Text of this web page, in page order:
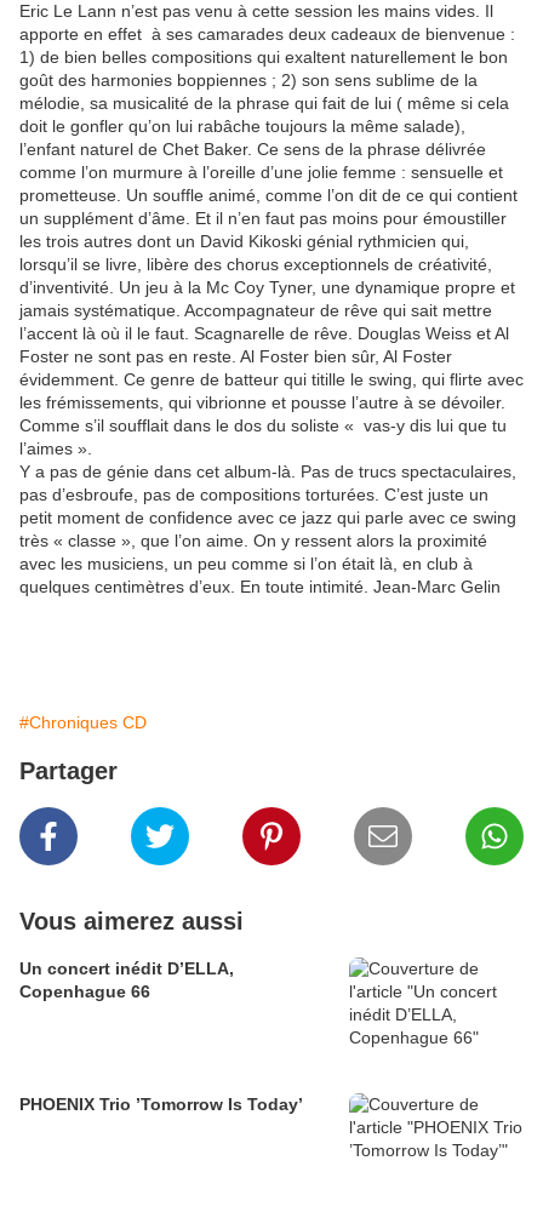
Eric Le Lann n’est pas venu à cette session les mains vides. Il
apporte en effet à ses camarades deux cadeaux de bienvenue :
1) de bien belles compositions qui exaltent naturellement le bon
goût des harmonies boppiennes ; 2) son sens sublime de la
mélodie, sa musicalité de la phrase qui fait de lui ( même si cela
doit le gonfler qu’on lui rabâche toujours la même salade),
l’enfant naturel de Chet Baker. Ce sens de la phrase délivrée
comme l’on murmure à l’oreille d’une jolie femme : sensuelle et
prometteuse. Un souffle animé, comme l’on dit de ce qui contient
un supplément d’âme. Et il n’en faut pas moins pour émoustiller
les trois autres dont un David Kikoski génial rythmicien qui,
lorsqu’il se livre, libère des chorus exceptionnels de créativité,
d’inventivité. Un jeu à la Mc Coy Tyner, une dynamique propre et
jamais systématique. Accompagnateur de rêve qui sait mettre
l’accent là où il le faut. Scagnarelle de rêve. Douglas Weiss et Al
Foster ne sont pas en reste. Al Foster bien sûr, Al Foster
évidemment. Ce genre de batteur qui titille le swing, qui flirte avec
les frémissements, qui vibrionne et pousse l’autre à se dévoiler.
Comme s’il soufflait dans le dos du soliste « vas-y dis lui que tu
l’aimes ».
Y a pas de génie dans cet album-là. Pas de trucs spectaculaires,
pas d’esbroufe, pas de compositions torturées. C’est juste un
petit moment de confidence avec ce jazz qui parle avec ce swing
très « classe », que l’on aime. On y ressent alors la proximité
avec les musiciens, un peu comme si l’on était là, en club à
quelques centimètres d’eux. En toute intimité. Jean-Marc Gelin
#Chroniques CD
Partager
Vous aimerez aussi
Un concert inédit D’ELLA,
Copenhague 66
PHOENIX Trio ’Tomorrow Is Today’